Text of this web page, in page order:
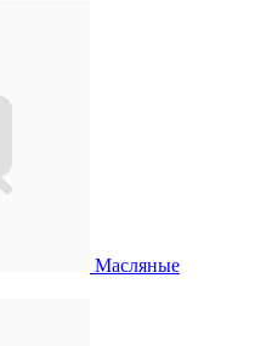
Масляные